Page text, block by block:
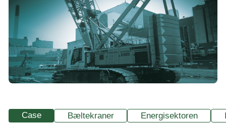
Case Bæltekraner Energisektoren